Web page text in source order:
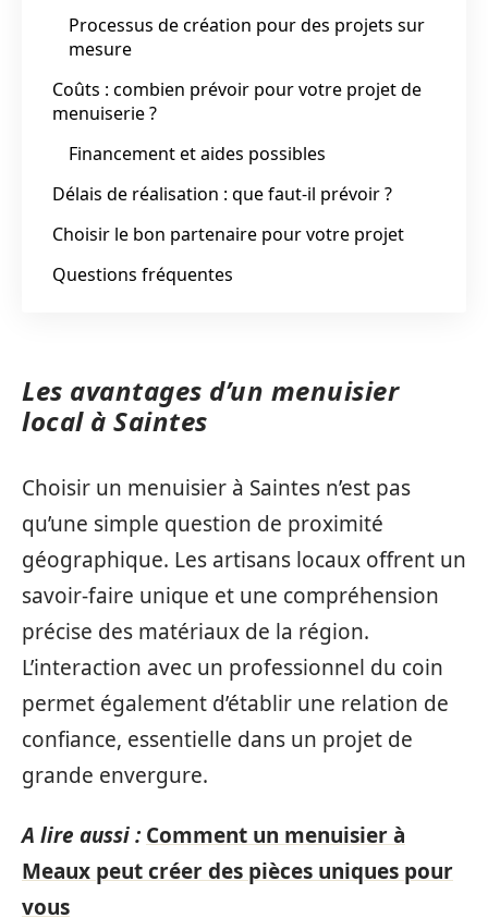
Processus de création pour des projets sur
mesure
Coûts : combien prévoir pour votre projet de
menuiserie ?
Financement et aides possibles
Délais de réalisation : que faut-il prévoir ?
Choisir le bon partenaire pour votre projet
Questions fréquentes
Les avantages d’un menuisier
local à Saintes
Choisir un menuisier à Saintes n’est pas
qu’une simple question de proximité
géographique. Les artisans locaux offrent un
savoir-faire unique et une compréhension
précise des matériaux de la région.
L’interaction avec un professionnel du coin
permet également d’établir une relation de
confiance, essentielle dans un projet de
grande envergure.
A lire aussi : Comment un menuisier à
Meaux peut créer des pièces uniques pour
vous